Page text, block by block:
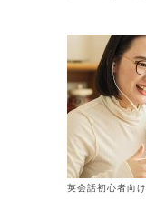
英会話初心者向